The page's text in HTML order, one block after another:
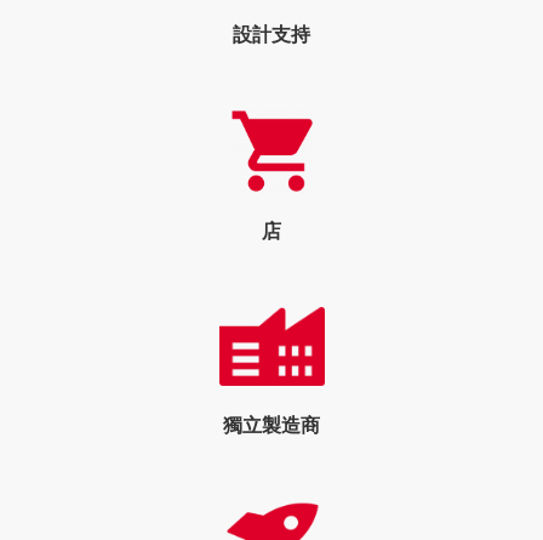
設計支持
店
獨立製造商